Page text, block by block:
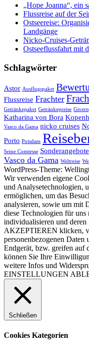
„Hope Joanna“, ein
Flussreise auf der
Ostseereise:
Landgänge
Nicko-Cruises-
Ostseeflussfahrt mit
Schlagwörter
Astor Ausflugspaket
Flussreise Frachter
Getränkepaket Getränkepreise
Katharina von Bora
Vasco da Gama nicko cruises
Porto Potsdam
Seine Comtesse Sonderangebote
Vasco da Gama Weltreise
WordPress-Theme:
Wir verwenden eigene
und Analysetechnologien,
ermöglichen, um das
analysieren, sowie um mit
diese Technologien für
individualisieren und
AKZEPTIEREN klicken,
personenbezogenen
Endgerät, bzw. greifen auf
können Sie Ihre
weitere Infos und
EINSTELLUNGEN
Schließen
Cookies Kategorien